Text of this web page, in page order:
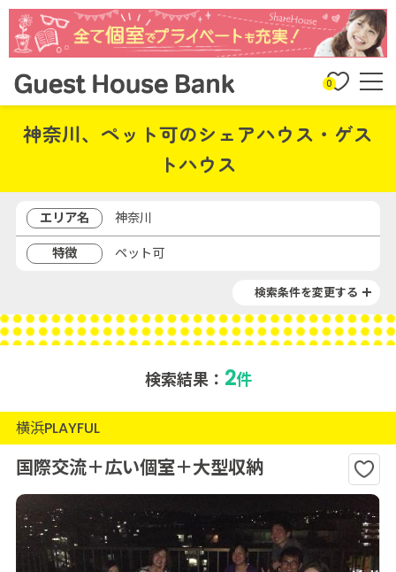
0
神奈川、ペット可のシェアハウス・ゲス
トハウス
エリア名
神奈川
特徴
ペット可
検索条件を変更する
検索結果： 2件
横浜PLAYFUL
国際交流＋広い個室＋大型収納